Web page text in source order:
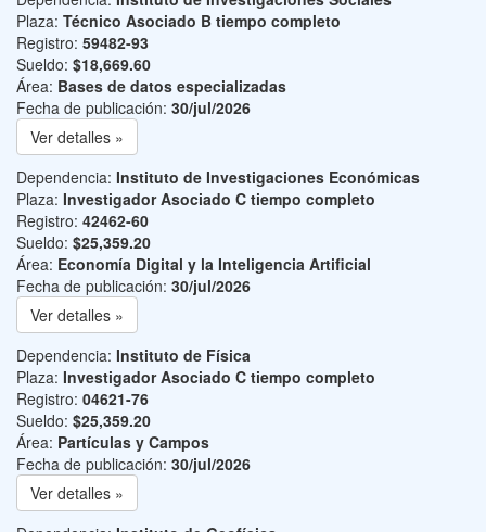
Plaza: Técnico Asociado B tiempo completo
Registro: 59482-93
Sueldo: $18,669.60
Área: Bases de datos especializadas
Fecha de publicación: 30/jul/2026
Ver detalles »
Dependencia: Instituto de Investigaciones Económicas
Plaza: Investigador Asociado C tiempo completo
Registro: 42462-60
Sueldo: $25,359.20
Área: Economía Digital y la Inteligencia Artificial
Fecha de publicación: 30/jul/2026
Ver detalles »
Dependencia: Instituto de Física
Plaza: Investigador Asociado C tiempo completo
Registro: 04621-76
Sueldo: $25,359.20
Área: Partículas y Campos
Fecha de publicación: 30/jul/2026
Ver detalles »